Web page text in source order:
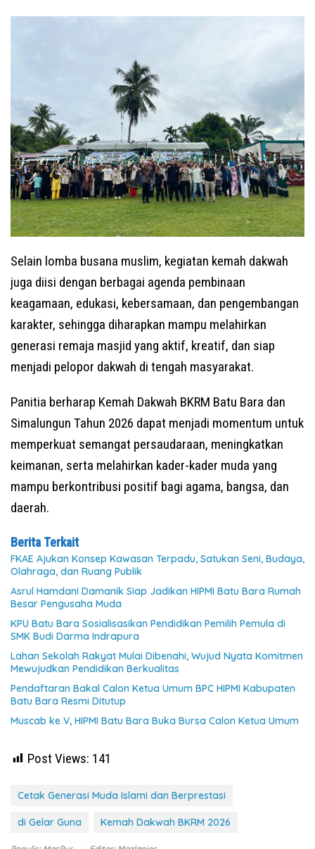
Selain lomba busana muslim, kegiatan kemah dakwah
juga diisi dengan berbagai agenda pembinaan
keagamaan, edukasi, kebersamaan, dan pengembangan
karakter, sehingga diharapkan mampu melahirkan
generasi remaja masjid yang aktif, kreatif, dan siap
menjadi pelopor dakwah di tengah masyarakat.
Panitia berharap Kemah Dakwah BKRM Batu Bara dan
Simalungun Tahun 2026 dapat menjadi momentum untuk
memperkuat semangat persaudaraan, meningkatkan
keimanan, serta melahirkan kader-kader muda yang
mampu berkontribusi positif bagi agama, bangsa, dan
daerah.
Berita Terkait
FKAE Ajukan Konsep Kawasan Terpadu, Satukan Seni, Budaya,
Olahraga, dan Ruang Publik
Asrul Hamdani Damanik Siap Jadikan HIPMI Batu Bara Rumah
Besar Pengusaha Muda
KPU Batu Bara Sosialisasikan Pendidikan Pemilih Pemula di
SMK Budi Darma Indrapura
Lahan Sekolah Rakyat Mulai Dibenahi, Wujud Nyata Komitmen
Mewujudkan Pendidikan Berkualitas
Pendaftaran Bakal Calon Ketua Umum BPC HIPMI Kabupaten
Batu Bara Resmi Ditutup
Muscab ke V, HIPMI Batu Bara Buka Bursa Calon Ketua Umum
Post Views: 141
Cetak Generasi Muda Islami dan Berprestasi
di Gelar Guna Kemah Dakwah BKRM 2026